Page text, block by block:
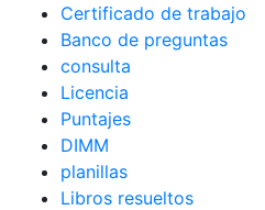
Certificado de trabajo
Banco de preguntas
consulta
Licencia
Puntajes
DIMM
planillas
Libros resueltos